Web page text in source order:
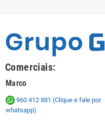
Comerciais:
Marco
960 412 881 (Clique e fale por
whatsapp)